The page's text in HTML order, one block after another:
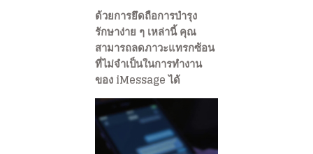
ด้วยการยึดถือการบำรุง
รักษาง่าย ๆ เหล่านี้ คุณ
สามารถลดภาวะแทรกซ้อน
ที่ไม่จำเป็นในการทำงาน
ของ iMessage ได้